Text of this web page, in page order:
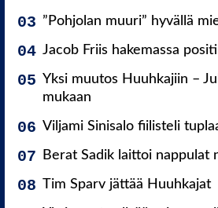
”Pohjolan muuri” hyvällä
Jacob Friis hakemassa
Yksi muutos Huuhkajiin –
mukaan
Viljami Sinisalo fiilisteli
Berat Sadik laittoi nappulat
Tim Sparv jättää Huuhkajat